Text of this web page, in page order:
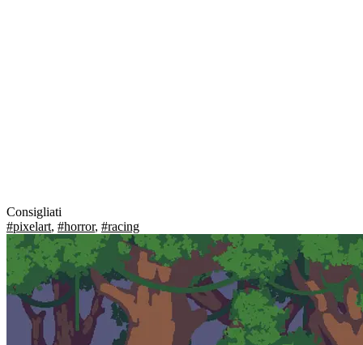
Consigliati
#pixelart, #horror, #racing